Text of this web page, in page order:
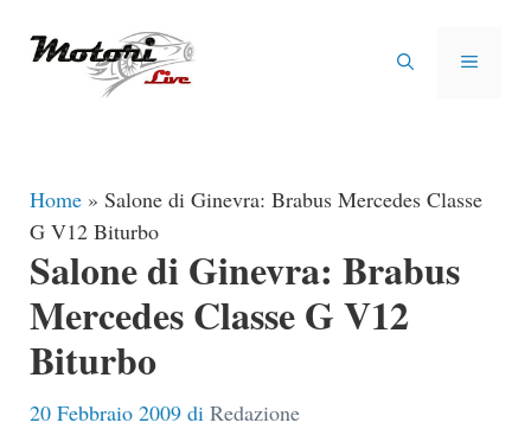
MENU
Home » Salone di Ginevra: Brabus Mercedes Classe
G V12 Biturbo
Salone di Ginevra: Brabus
Mercedes Classe G V12
Biturbo
20 Febbraio 2009 di Redazione